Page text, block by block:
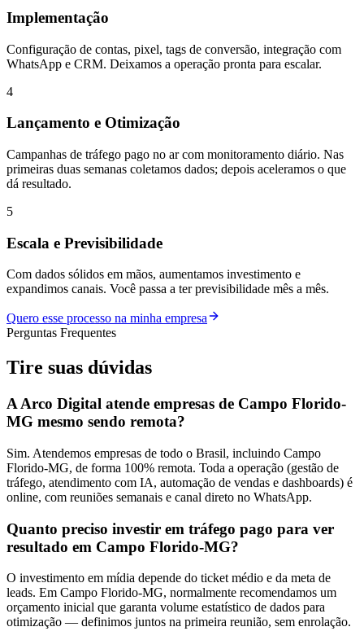
Implementação
Configuração de contas, pixel, tags de conversão, integração com
WhatsApp e CRM. Deixamos a operação pronta para escalar.
4
Lançamento e Otimização
Campanhas de tráfego pago no ar com monitoramento diário. Nas
primeiras duas semanas coletamos dados; depois aceleramos o que
dá resultado.
5
Escala e Previsibilidade
Com dados sólidos em mãos, aumentamos investimento e
expandimos canais. Você passa a ter previsibilidade mês a mês.
Quero esse processo na minha empresa
Perguntas Frequentes
Tire suas dúvidas
A Arco Digital atende empresas de Campo Florido-
MG mesmo sendo remota?
Sim. Atendemos empresas de todo o Brasil, incluindo Campo
Florido-MG, de forma 100% remota. Toda a operação (gestão de
tráfego, atendimento com IA, automação de vendas e dashboards) é
online, com reuniões semanais e canal direto no WhatsApp.
Quanto preciso investir em tráfego pago para ver
resultado em Campo Florido-MG?
O investimento em mídia depende do ticket médio e da meta de
leads. Em Campo Florido-MG, normalmente recomendamos um
orçamento inicial que garanta volume estatístico de dados para
otimização — definimos juntos na primeira reunião, sem enrolação.